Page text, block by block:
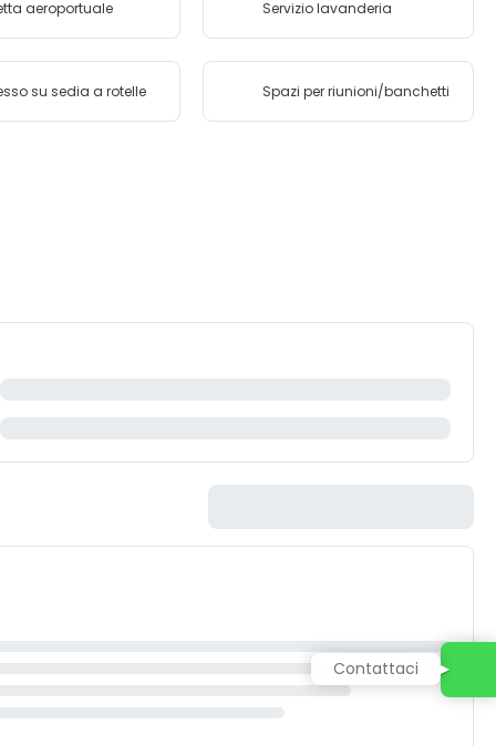
aeroportuale Servizio lavanderia
su sedia a rotelle Spazi per riunioni/banchetti
Contattaci